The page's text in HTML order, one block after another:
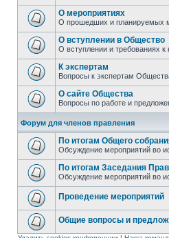
О мероприятиях
О прошедших и планируемых
О вступлении в Общество
О вступлении и требованиях к
К экспертам
Вопросы к экспертам
О сайте Общества
Вопросы по работе и
Форум для членов правления
По итогам Общего
Обсуждение мероприятий во
По итогам Заседания
Обсуждение мероприятий во
Проведение мероприятий
Общие вопросы и